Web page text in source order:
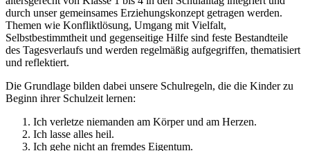
durch unser gemeinsames Erziehungskonzept getragen werden.
Themen wie Konfliktlösung, Umgang mit Vielfalt,
Selbstbestimmtheit und gegenseitige Hilfe sind feste Bestandteile
des Tagesverlaufs und werden regelmäßig aufgegriffen, thematisiert
und reflektiert.
Die Grundlage bilden dabei unsere Schulregeln, die die Kinder zu
Beginn ihrer Schulzeit lernen:
Ich verletze niemanden am Körper und am Herzen.
Ich lasse alles heil.
Ich gehe nicht an fremdes Eigentum.